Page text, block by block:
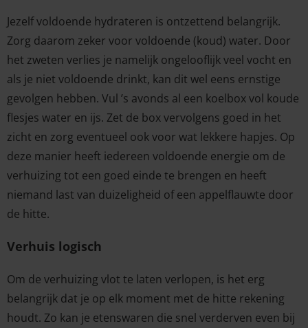
Jezelf voldoende hydrateren is ontzettend belangrijk.
Zorg daarom zeker voor voldoende (koud) water. Door
het zweten verlies je namelijk ongelooflijk veel vocht en
als je niet voldoende drinkt, kan dit wel eens ernstige
gevolgen hebben. Vul ’s avonds al een koelbox vol koude
flesjes water en ijs. Zet de box vervolgens goed in het
zicht en zorg eventueel ook voor wat lekkere hapjes. Op
deze manier heeft iedereen voldoende energie om de
verhuizing tot een goed einde te brengen en heeft
niemand last van duizeligheid of een appelflauwte door
de hitte.
Verhuis logisch
Om de verhuizing vlot te laten verlopen, is het erg
belangrijk dat je op elk moment met de hitte rekening
houdt. Zo kan je etenswaren die snel verderven even bij